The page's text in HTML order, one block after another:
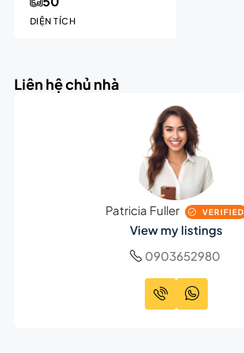
DIỆN TÍCH
Liên hệ chủ nhà
Patricia Fuller VERIFIED
View my listings
0903652980